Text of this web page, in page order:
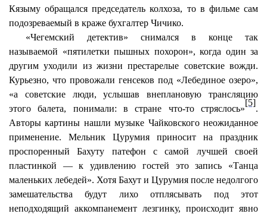
Кязыму обращался председатель колхоза, то в фильме сам
подозреваемый в краже бухгалтер Чичико.
«Чегемский детектив» снимался в конце так
называемой «пятилетки пышных похорон», когда один за
другим уходили из жизни престарелые советские вожди.
Курьезно, что провожали генсеков под «Лебединое озеро»,
«а советские люди, услышав внеплановую трансляцию
этого балета, понимали: в стране что-то стряслось»
[5]
.
Авторы картины нашли музыке Чайковского неожиданное
применение. Мельник Цурумия приносит на праздник
проспоренныйБахуту патефон с самой лучшей своей
пластинкой — к удивлению гостей это запись «Танца
маленьких лебедей». Хотя Бахут и Цурумия после недолгого
замешательства будут лихо отплясывать под этот
неподходящий аккомпанемент лезгинку, происходит явно